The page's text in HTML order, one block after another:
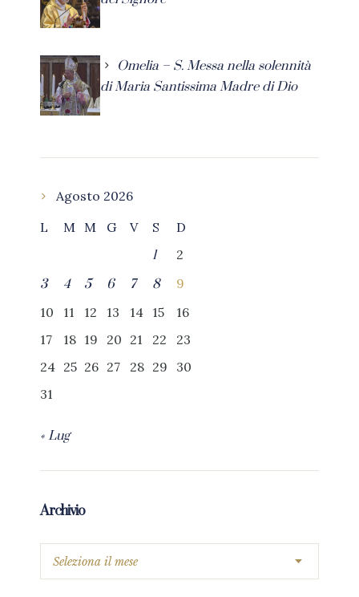
Omelia – S. Messa nella solennità
di Maria Santissima Madre di Dio
Agosto 2026
L
M M G V S
D
1
2
3
4 5 6 7 8
9
10
11 12 13 14 15
16
17
18 19 20 21 22
23
24 25 26 27 28 29
30
31
« Lug
Archivio